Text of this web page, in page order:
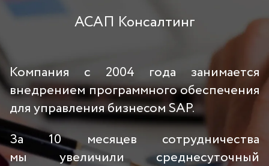
АСАП Консалтинг
Компания с 2004 года занимается
внедрением программного обеспечения
для управления бизнесом SAP.
За 10 месяцев сотрудничества
мы увеличили среднесуточный